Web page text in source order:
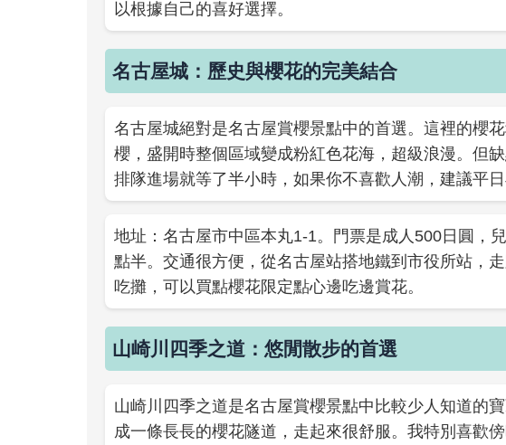
以根據自己的喜好選擇。
名古屋城：歷史與櫻花的完美結合
名古屋城絕對是名古屋賞櫻景點中的首選。這裡的櫻
櫻，盛開時整個區域變成粉紅色花海，超級浪漫。但
排隊進場就等了半小時，如果你不喜歡人潮，建議平日
地址：名古屋市中區本丸1-1。門票是成人500日圓，
點半。交通很方便，從名古屋站搭地鐵到市役所站，
吃攤，可以買點櫻花限定點心邊吃邊賞花。
山崎川四季之道：悠閒散步的首選
山崎川四季之道是名古屋賞櫻景點中比較少人知道的
成一條長長的櫻花隧道，走起來很舒服。我特別喜歡